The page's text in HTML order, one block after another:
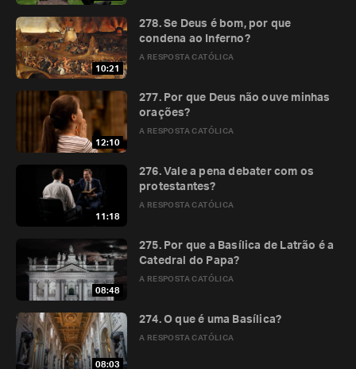
10:21
A RESPOSTA CATÓLICA
278. Se Deus é bom, por que
condena ao Inferno?
12:10
A RESPOSTA CATÓLICA
277. Por que Deus não ouve minhas
orações?
11:18
A RESPOSTA CATÓLICA
276. Vale a pena debater com os
protestantes?
08:48
A RESPOSTA CATÓLICA
275. Por que a Basílica de Latrão é a
Catedral do Papa?
08:03
A RESPOSTA CATÓLICA
274. O que é uma Basílica?